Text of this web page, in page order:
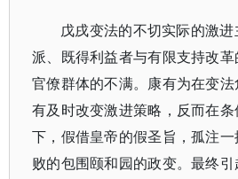
戊戌变法的不切实际的激
派、既得利益者与有限支持改
官僚群体的不满。康有为在变
有及时改变激进策略，反而在
下，假借皇帝的假圣旨，孤注
败的包围颐和园的政变。最终